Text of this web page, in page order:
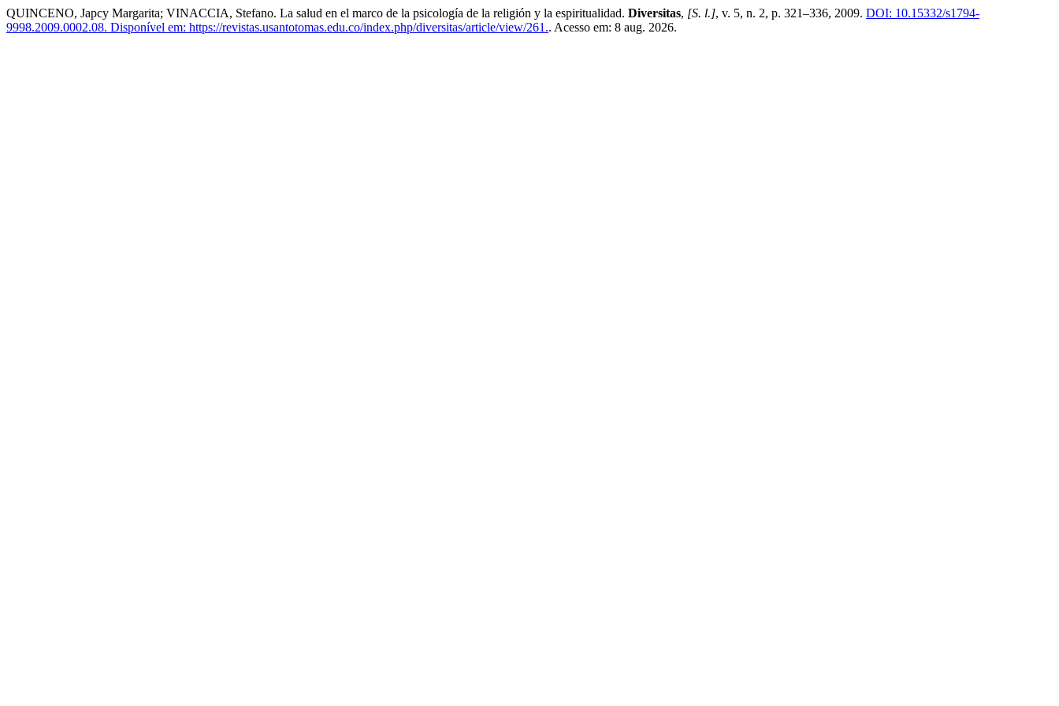
QUINCENO, Japcy Margarita; VINACCIA, Stefano. La salud en el marco de la psicología de la religión y la espiritualidad. Diversitas, [S. l.], v. 5, n. 2, p. 321–336, 2009. DOI: 10.15332/s1794-
9998.2009.0002.08. Disponível em: https://revistas.usantotomas.edu.co/index.php/diversitas/article/view/261.. Acesso em: 8 aug. 2026.